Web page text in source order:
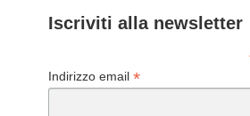
Iscriviti alla newsletter
Indirizzo email *